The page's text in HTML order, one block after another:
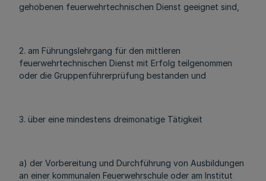
gehobenen feuerwehrtechnischen Dienst geeignet sind,
2. am Führungslehrgang für den mittleren
feuerwehrtechnischen Dienst mit Erfolg teilgenommen
oder die Gruppenführerprüfung bestanden und
3. über eine mindestens dreimonatige Tätigkeit
a) der Vorbereitung und Durchführung von Ausbildungen
an einer kommunalen Feuerwehrschule oder am Institut